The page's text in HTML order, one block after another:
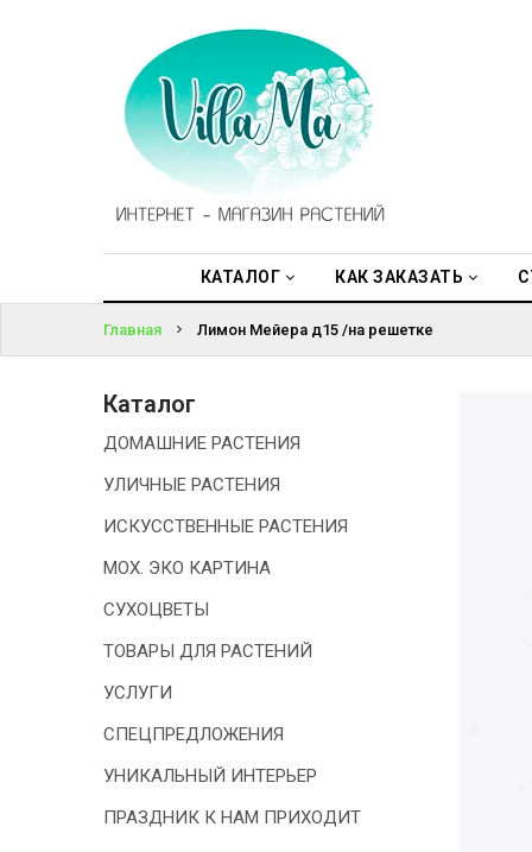
КАТАЛОГ КАК ЗАКАЗАТЬ
ЮРЛИЦАМ
ВОЙТИ
ПАРОЛЬ?
Главная Лимон Мейера д15 /на решетке
Каталог
ДОМАШНИЕ РАСТЕНИЯ
УЛИЧНЫЕ РАСТЕНИЯ
ИСКУССТВЕННЫЕ РАСТЕНИЯ
МОХ. ЭКО КАРТИНА
СУХОЦВЕТЫ
ТОВАРЫ ДЛЯ РАСТЕНИЙ
УСЛУГИ
СПЕЦПРЕДЛОЖЕНИЯ
УНИКАЛЬНЫЙ ИНТЕРЬЕР
ПРАЗДНИК К НАМ ПРИХОДИТ